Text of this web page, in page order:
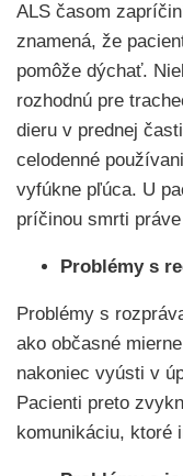
ALS časom
znamená, že
pomôže dýchať.
rozhodnú pre
dieru v prednej
celodenné
vyfúkne pľúca. U
príčinou smrti práve
Problémy s
Problémy s
ako občasné
nakoniec vyústi v
Pacienti preto
komunikáciu, ktoré